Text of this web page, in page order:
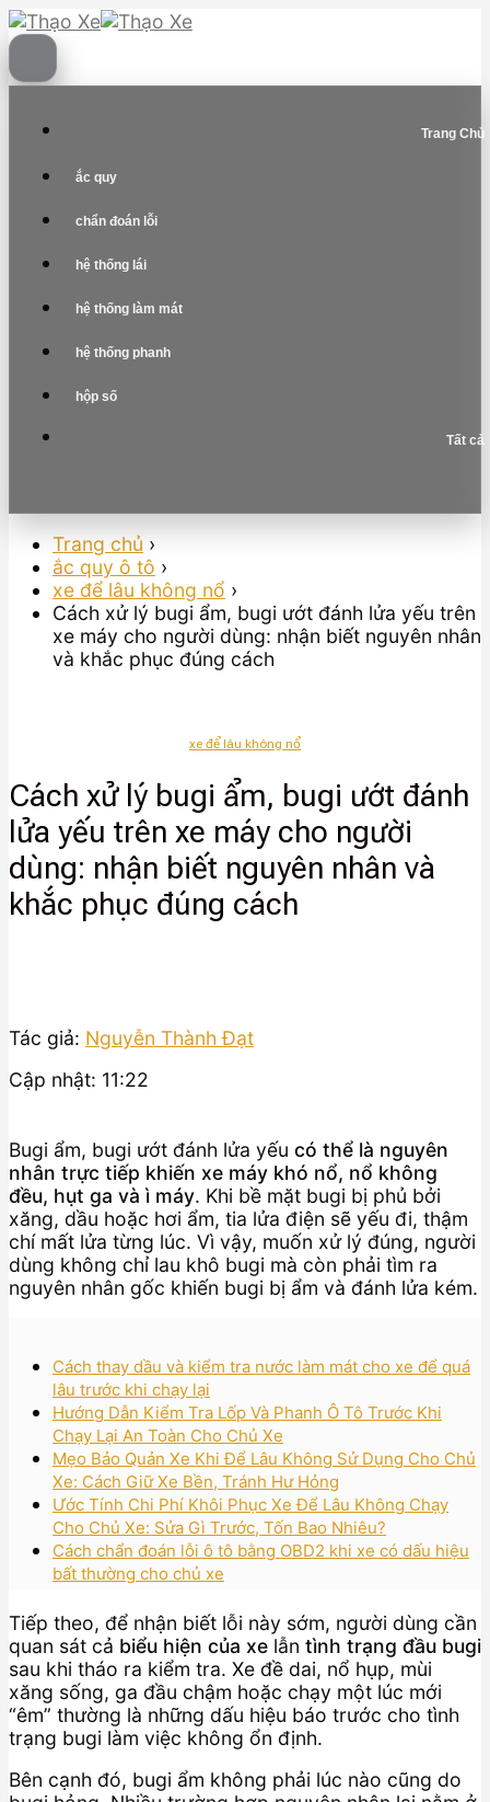
Skip
to
content
Trang Chủ
ắc quy
chẩn đoán lỗi
hệ thống lái
hệ thống làm mát
hệ thống phanh
hộp số
Tất cả
Trang chủ ›
ắc quy ô tô ›
xe để lâu không nổ ›
Cách xử lý bugi ẩm, bugi ướt đánh lửa yếu trên
xe máy cho người dùng: nhận biết nguyên nhân
và khắc phục đúng cách
xe để lâu không nổ
Cách xử lý bugi ẩm, bugi ướt đánh
lửa yếu trên xe máy cho người
dùng: nhận biết nguyên nhân và
khắc phục đúng cách
Tác giả: Nguyễn Thành Đạt
Cập nhật: 11:22
Bugi ẩm, bugi ướt đánh lửa yếu có thể là nguyên
nhân trực tiếp khiến xe máy khó nổ, nổ không
đều, hụt ga và ì máy. Khi bề mặt bugi bị phủ bởi
xăng, dầu hoặc hơi ẩm, tia lửa điện sẽ yếu đi, thậm
chí mất lửa từng lúc. Vì vậy, muốn xử lý đúng, người
dùng không chỉ lau khô bugi mà còn phải tìm ra
nguyên nhân gốc khiến bugi bị ẩm và đánh lửa kém.
Cách thay dầu và kiểm tra nước làm mát cho xe để quá
lâu trước khi chạy lại
Hướng Dẫn Kiểm Tra Lốp Và Phanh Ô Tô Trước Khi
Chạy Lại An Toàn Cho Chủ Xe
Mẹo Bảo Quản Xe Khi Để Lâu Không Sử Dụng Cho Chủ
Xe: Cách Giữ Xe Bền, Tránh Hư Hỏng
Ước Tính Chi Phí Khôi Phục Xe Để Lâu Không Chạy
Cho Chủ Xe: Sửa Gì Trước, Tốn Bao Nhiêu?
Cách chẩn đoán lỗi ô tô bằng OBD2 khi xe có dấu hiệu
bất thường cho chủ xe
Tiếp theo, để nhận biết lỗi này sớm, người dùng cần
quan sát cả biểu hiện của xe lẫn tình trạng đầu bugi
sau khi tháo ra kiểm tra. Xe đề dai, nổ hụp, mùi
xăng sống, ga đầu chậm hoặc chạy một lúc mới
“êm” thường là những dấu hiệu báo trước cho tình
trạng bugi làm việc không ổn định.
Bên cạnh đó, bugi ẩm không phải lúc nào cũng do